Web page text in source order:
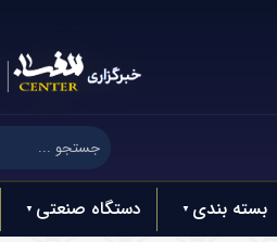
بسته بندی دستگاه صنعتی